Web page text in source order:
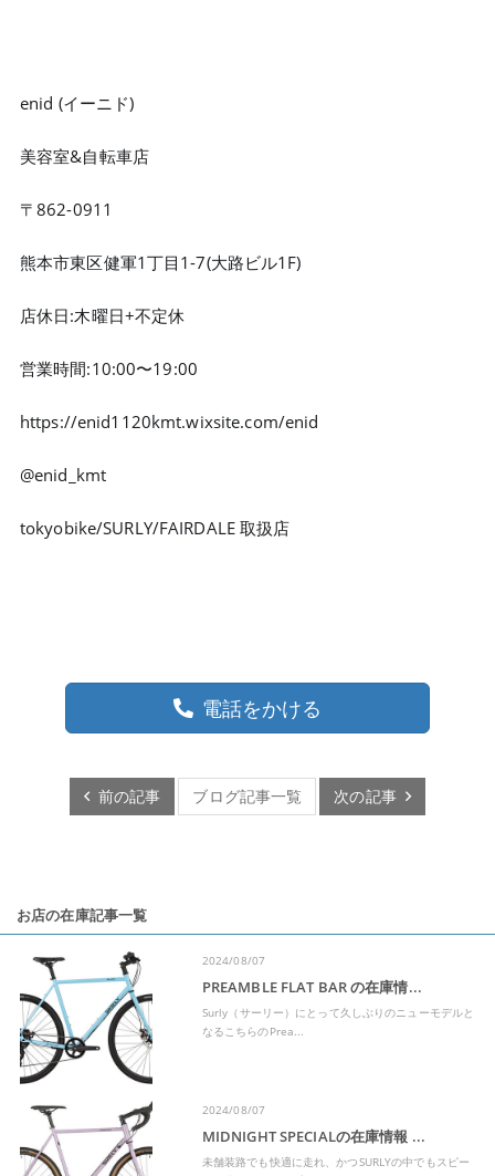
enid (イーニド)
美容室&自転車店
〒862-0911
熊本市東区健軍1丁目1-7(大路ビル1F)
店休日:木曜日+不定休
営業時間:10:00〜19:00
https://enid1120kmt.wixsite.com/enid
@enid_kmt
tokyobike/SURLY/FAIRDALE 取扱店
電話をかける
前の記事 ブログ記事一覧 次の記事
お店の在庫記事一覧
2024/08/07
PREAMBLE FLAT BAR の在庫情...
Surly（サーリー）にとって久しぶりのニューモデルと
なるこちらのPrea...
2024/08/07
MIDNIGHT SPECIALの在庫情報 ...
未舗装路でも快適に走れ、かつSURLYの中でもスピー